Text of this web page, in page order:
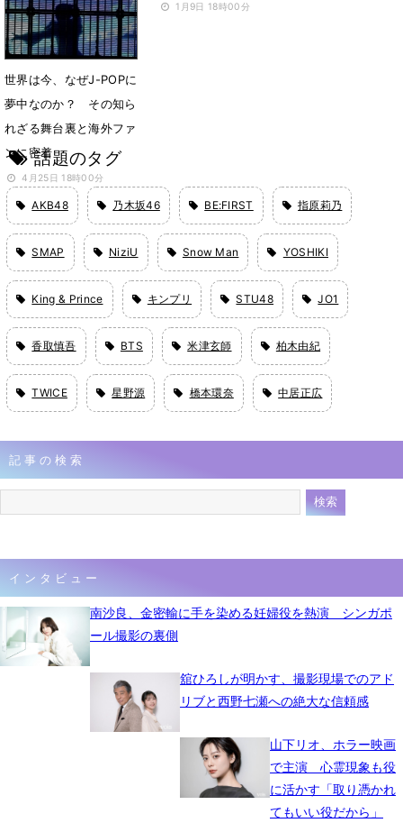
1月9日 18時00分
世界は今、なぜJ-POPに
夢中なのか？ その知ら
れざる舞台裏と海外ファ
ンに密着
4月25日 18時00分
話題のタグ
AKB48 乃木坂46 BE:FIRST 指原莉乃
SMAP NiziU Snow Man YOSHIKI
King & Prince キンプリ STU48 JO1
香取慎吾 BTS 米津玄師 柏木由紀
TWICE 星野源 橋本環奈 中居正広
記事の検索
インタビュー
南沙良、金密輸に手を染める妊婦役を熱演 シンガポ
ール撮影の裏側
舘ひろしが明かす、撮影現場でのアド
リブと西野七瀬への絶大な信頼感
山下リオ、ホラー映画
で主演 心霊現象も役
に活かす「取り憑かれ
てもいい役だから」